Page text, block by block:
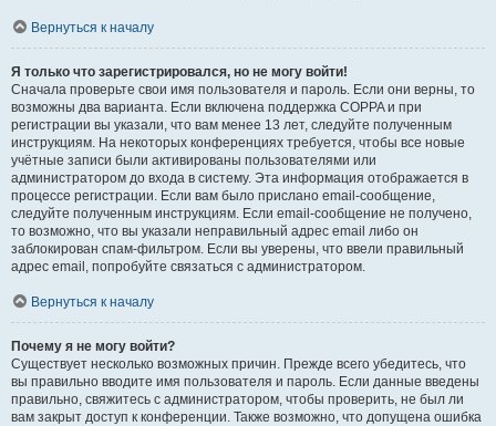
Вернуться к началу
Я только что зарегистрировался, но не могу войти!
Сначала проверьте свои имя пользователя и пароль. Если они верны, то
возможны два варианта. Если включена поддержка COPPA и при
регистрации вы указали, что вам менее 13 лет, следуйте полученным
инструкциям. На некоторых конференциях требуется, чтобы все новые
учётные записи были активированы пользователями или
администратором до входа в систему. Эта информация отображается в
процессе регистрации. Если вам было прислано email-сообщение,
следуйте полученным инструкциям. Если email-сообщение не получено,
то возможно, что вы указали неправильный адрес email либо он
заблокирован спам-фильтром. Если вы уверены, что ввели правильный
адрес email, попробуйте связаться с администратором.
Вернуться к началу
Почему я не могу войти?
Существует несколько возможных причин. Прежде всего убедитесь, что
вы правильно вводите имя пользователя и пароль. Если данные введены
правильно, свяжитесь с администратором, чтобы проверить, не был ли
вам закрыт доступ к конференции. Также возможно, что допущена ошибка